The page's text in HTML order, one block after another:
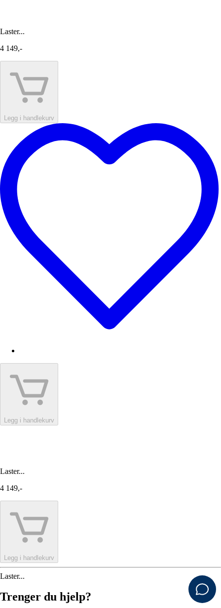
Laster...
4 149,-
Legg i handlekurv
Legg i handlekurv
Laster...
4 149,-
Legg i handlekurv
Laster...
Trenger du hjelp?